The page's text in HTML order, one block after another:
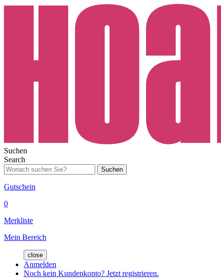
Suchen
Search
Suchen
Gutschein
0
Merkliste
Mein Bereich
close
Anmelden
Noch kein Kundenkonto? Jetzt registrieren.